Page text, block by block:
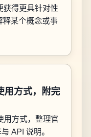
获得更具针对性
释某个概念或事
用方式，附完
用方式，整理官
API 说明。